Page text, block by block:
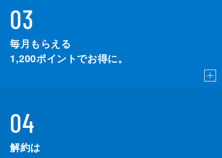
03
毎月もらえる
1,200ポイントでお得に。
04
解約は